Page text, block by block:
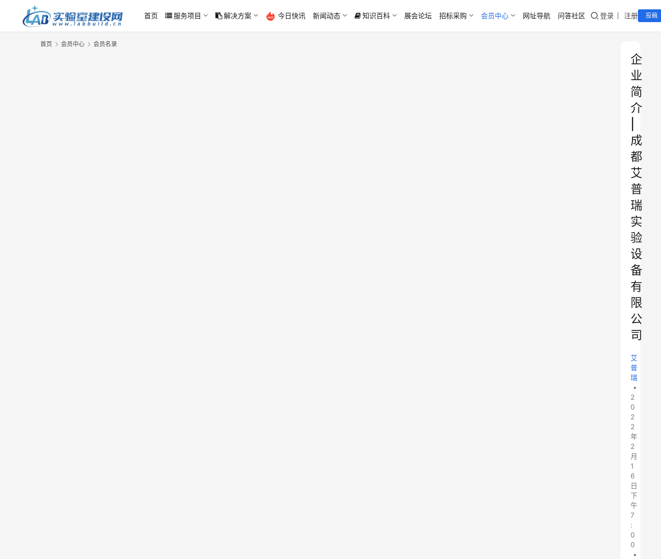
首页 服务项目 解决方案 今日快讯 新闻动态 知识百科 展会论坛 招标采购 会员中心 网址导航 问答社区 登录 注册 投稿
首页 会员中心 会员名录
企
业
简
介
成
都
艾
普
瑞
实
验
设
备
有
限
公
司
艾
普
瑞
•
2
0
2
2
年
2
月
1
6
日
下
午
7
:
0
0
•